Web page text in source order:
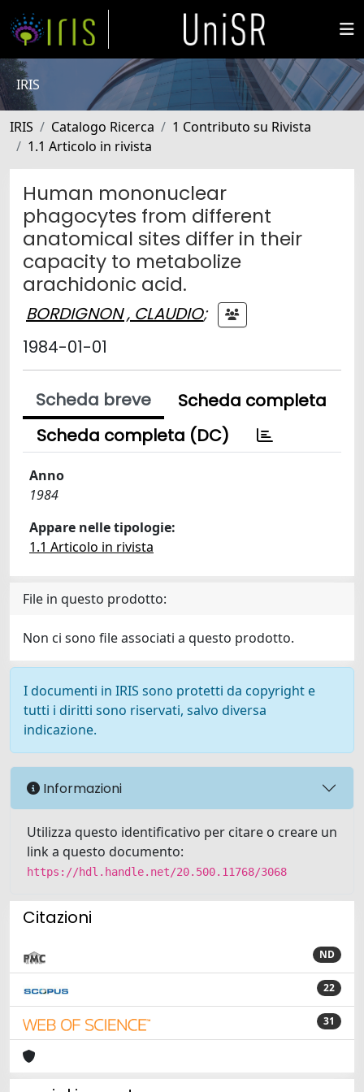
IRIS
IRIS Catalogo Ricerca
1 Contributo su Rivista
1.1 Articolo in rivista
Human mononuclear
phagocytes from different
anatomical sites differ in their
capacity to metabolize
arachidonic acid.
BORDIGNON , CLAUDIO;
1984-01-01
Scheda breve
Scheda completa
Scheda completa (DC)
Anno
1984
Appare nelle tipologie:
1.1 Articolo in rivista
File in questo prodotto:
Non ci sono file associati a questo prodotto.
I documenti in IRIS sono protetti da copyright e
tutti i diritti sono riservati, salvo diversa
indicazione.
Informazioni
Utilizza questo identificativo per citare o creare un
link a questo documento:
https://hdl.handle.net/20.500.11768/3068
Citazioni
ND
22
31